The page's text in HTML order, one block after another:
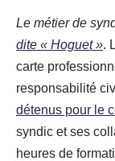
Le métier de
dite « Hoguet ».
carte
responsabilité
détenus pour le
syndic et ses
heures de